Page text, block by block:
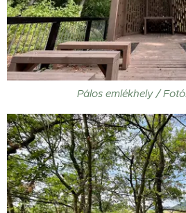
Pálos emlékhely /